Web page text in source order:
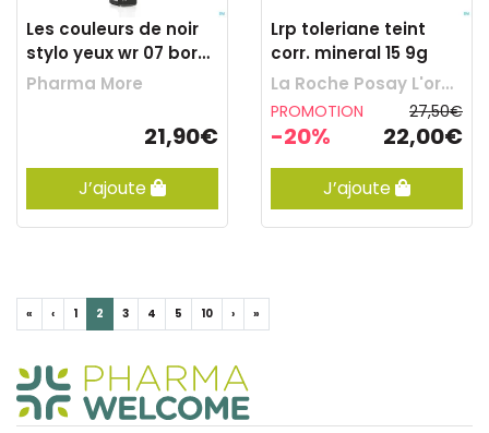
Les couleurs de noir
stylo yeux wr 07 bord.
0,35g
Pharma More
21,90€
J’ajoute
Lrp toleriane teint
corr. mineral 15 9g
La Roche Posay L'oreal Belgilux
PROMOTION
-20%
27,50€
22,00€
J’ajoute
« ‹ 1 2 3 4 5 10 › »